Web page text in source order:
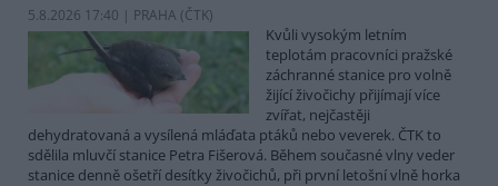
5.8.2026 17:40 | PRAHA (ČTK)
Kvůli vysokým letním
teplotám pracovníci pražské
záchranné stanice pro volně
žijící živočichy přijímají více
zvířat, nejčastěji
dehydratovaná a vysílená mláďata ptáků nebo veverek. ČTK to
sdělila mluvčí stanice Petra Fišerová. Během současné vlny veder
stanice denně ošetří desítky živočichů, při první letošní vlně horka